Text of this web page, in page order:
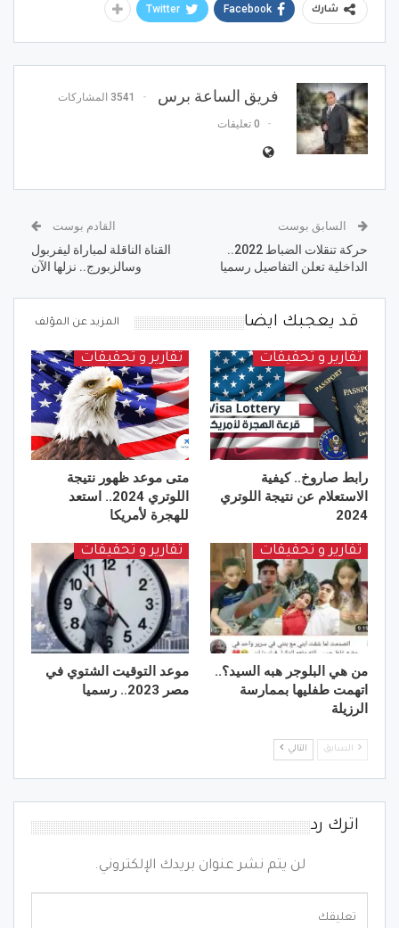
شارك Facebook
Twitter
فريق الساعة برس 3541 المشاركات
0 تعليقات
السابق بوست
حركة تنقلات الضباط 2022..
الداخلية تعلن التفاصيل رسميا
القادم بوست
القناة الناقلة لمباراة ليفربول
وسالزبورج.. نزلها الآن
قد يعجبك ايضا المزيد عن المؤلف
تقارير و تحقيقات
رابط صاروخ.. كيفية
الاستعلام عن نتيجة اللوتري
2024
تقارير و تحقيقات
متى موعد ظهور نتيجة
اللوتري 2024.. استعد
للهجرة لأمريكا
تقارير و تحقيقات
من هي البلوجر هبه السيد؟..
اتهمت طفليها بممارسة
الرزيلة
تقارير و تحقيقات
موعد التوقيت الشتوي في
مصر 2023.. رسميا
السابق التالي
اترك رد
لن يتم نشر عنوان بريدك الإلكتروني.